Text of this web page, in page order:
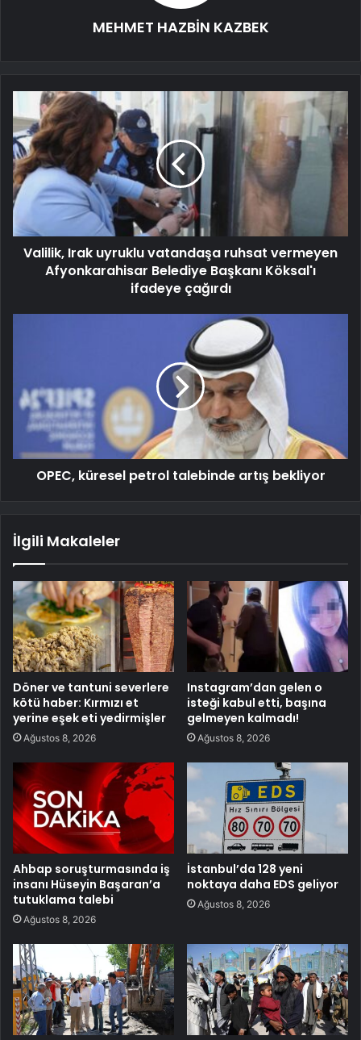
MEHMET HAZBİN KAZBEK
Valilik, Irak uyruklu vatandaşa ruhsat vermeyen
Afyonkarahisar Belediye Başkanı Köksal'ı
ifadeye çağırdı
OPEC, küresel petrol talebinde artış bekliyor
İlgili Makaleler
Döner ve tantuni severlere
kötü haber: Kırmızı et
yerine eşek eti yedirmişler
Ağustos 8, 2026
Instagram’dan gelen o
isteği kabul etti, başına
gelmeyen kalmadı!
Ağustos 8, 2026
Ahbap soruşturmasında iş
insanı Hüseyin Başaran’a
tutuklama talebi
Ağustos 8, 2026
İstanbul’da 128 yeni
noktaya daha EDS geliyor
Ağustos 8, 2026